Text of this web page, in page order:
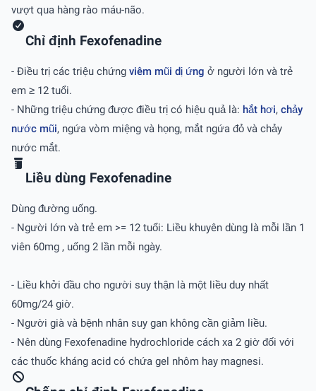
vượt qua hàng rào máu-não.
Chỉ định Fexofenadine
- Ðiều trị các triệu chứng viêm mũi dị ứng ở người lớn và trẻ
em ≥ 12 tuổi.
- Những triệu chứng được điều trị có hiệu quả là: hắt hơi, chảy
nước mũi, ngứa vòm miệng và họng, mắt ngứa đỏ và chảy
nước mắt.
Liều dùng Fexofenadine
Dùng đường uống.
- Người lớn và trẻ em >= 12 tuổi: Liều khuyên dùng là mỗi lần 1
viên 60mg , uống 2 lần mỗi ngày.
- Liều khởi đầu cho người suy thận là một liều duy nhất
60mg/24 giờ.
- Người già và bệnh nhân suy gan không cần giảm liều.
- Nên dùng Fexofenadine hydrochloride cách xa 2 giờ đối với
các thuốc kháng acid có chứa gel nhôm hay magnesi.